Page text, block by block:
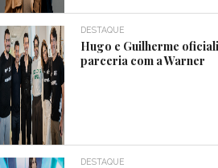
DESTAQUE
Hugo e Guilherme
parceria com a Warner
DESTAQUE